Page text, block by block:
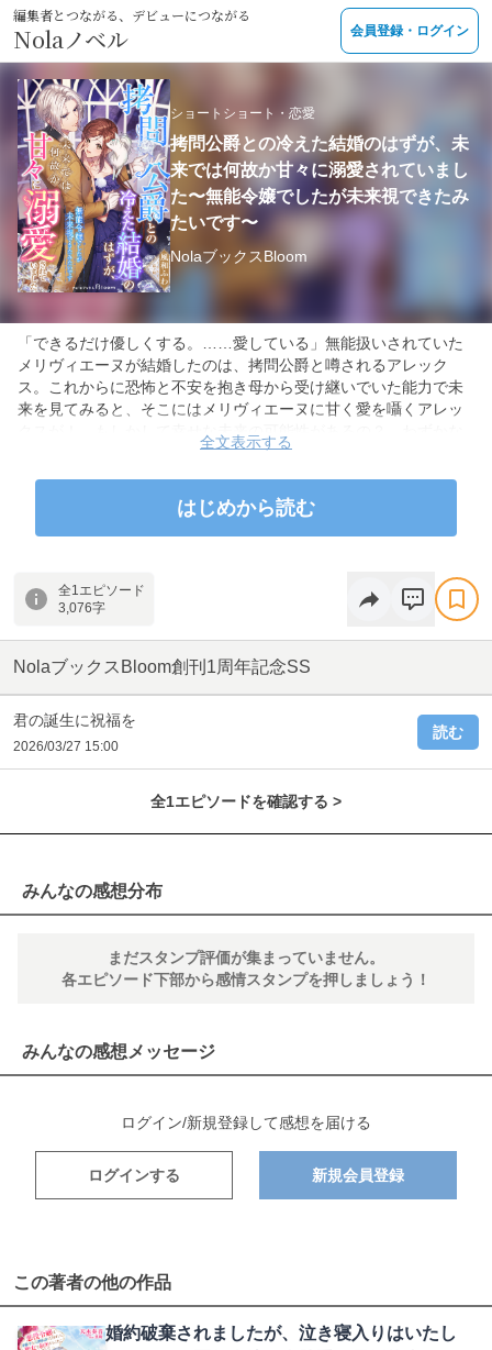
編集者とつながる、デビューにつながる
Nolaノベル 会員登録・ログイン
ショートショート・恋愛
拷問公爵との冷えた結婚のはずが、未
来では何故か甘々に溺愛されていまし
た〜無能令嬢でしたが未来視できたみ
たいです〜
NolaブックスBloom
「できるだけ優しくする。……愛している」無能扱いされていた
メリヴィエーヌが結婚したのは、拷問公爵と噂されるアレック
ス。これからに恐怖と不安を抱き母から受け継いでいた能力で未
来を見てみると、そこにはメリヴィエーヌに甘く愛を囁くアレッ
クスが！ もしかして幸せな未来の可能性があるの？ わずかな
希望を頼りにアレックスとの距離を縮めようと試行錯誤するメリ
著：風和ふわ
本編はこちら
全文表示する
はじめから読む
全1エピソード
3,076字
NolaブックスBloom創刊1周年記念SS
君の誕生に祝福を
2026/03/27 15:00
読む
全1エピソードを確認する >
みんなの感想分布
まだスタンプ評価が集まっていません。
各エピソード下部から感情スタンプを押しましょう！
みんなの感想メッセージ
ログイン/新規登録して感想を届ける
ログインする 新規会員登録
この著者の他の作品
婚約破棄されましたが、泣き寝入りはいたし